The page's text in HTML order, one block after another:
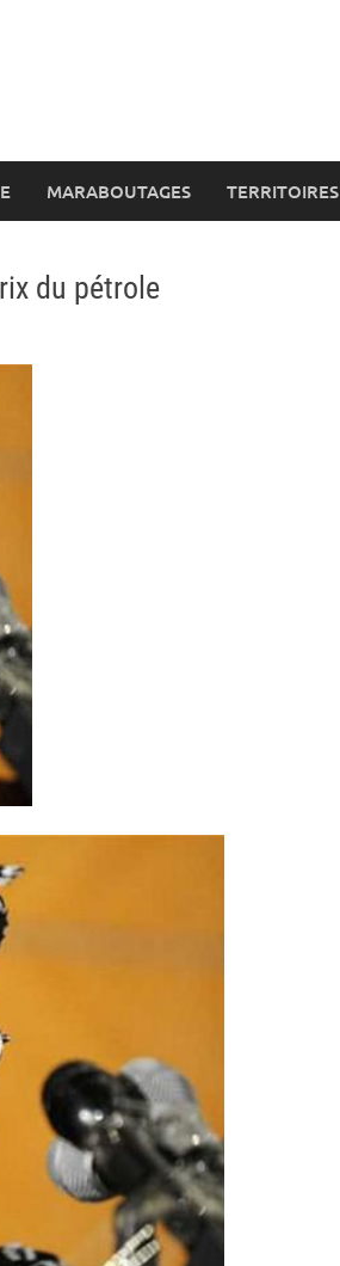
MARABOUTAGES TERRITOIRES
du pétrole